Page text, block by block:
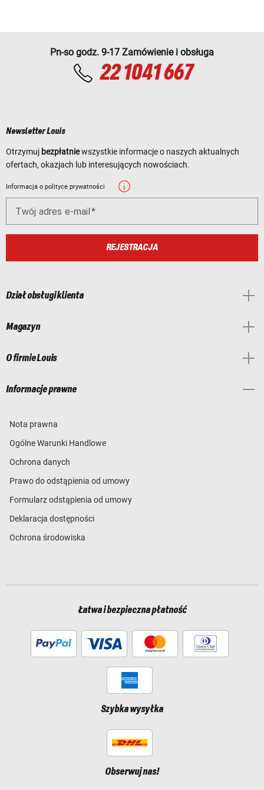
Pn-so godz. 9-17 Zamówienie i obsługa
22 1041 667
Newsletter Louis
Otrzymuj bezpłatniewszystkie informacje o naszych aktualnych
ofertach, okazjach lub interesujących nowościach.
Informacja o polityce prywatności
Twój adres e-mail
REJESTRACJA
Dział obsługi klienta
Magazyn
O firmie Louis
Informacje prawne
Nota prawna
Ogólne Warunki Handlowe
Ochrona danych
Prawo do odstąpienia od umowy
Formularz odstąpienia od umowy
Deklaracja dostępności
Ochrona środowiska
Łatwa i bezpieczna płatność
Szybka wysyłka
Obserwuj nas!